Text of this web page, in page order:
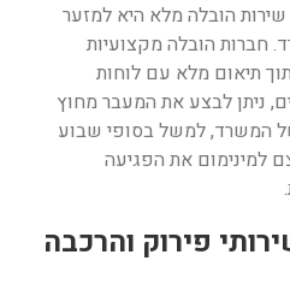
הובלה מלא היא למזער
הובלה מקצועיות
תיאום מלא עם לוחות
ניתן לבצע את המעבר מחוץ
המשרד, למשל בסופי שבוע
למינימום את הפגיעה
פירוק והרכבה